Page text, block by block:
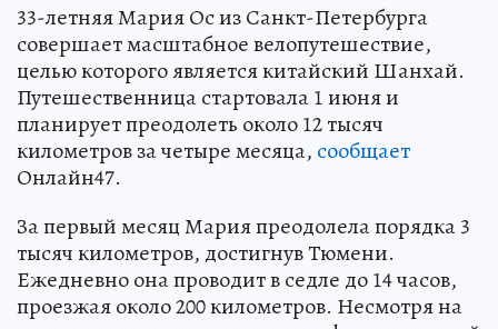
33-летняя Мария Ос из Санкт-Петербурга
совершает масштабное велопутешествие,
целью которого является китайский Шанхай.
Путешественница стартовала 1 июня и
планирует преодолеть около 12 тысяч
километров за четыре месяца, сообщает
Онлайн47.
За первый месяц Мария преодолела порядка 3
тысяч километров, достигнув Тюмени.
Ежедневно она проводит в седле до 14 часов,
проезжая около 200 километров. Несмотря на